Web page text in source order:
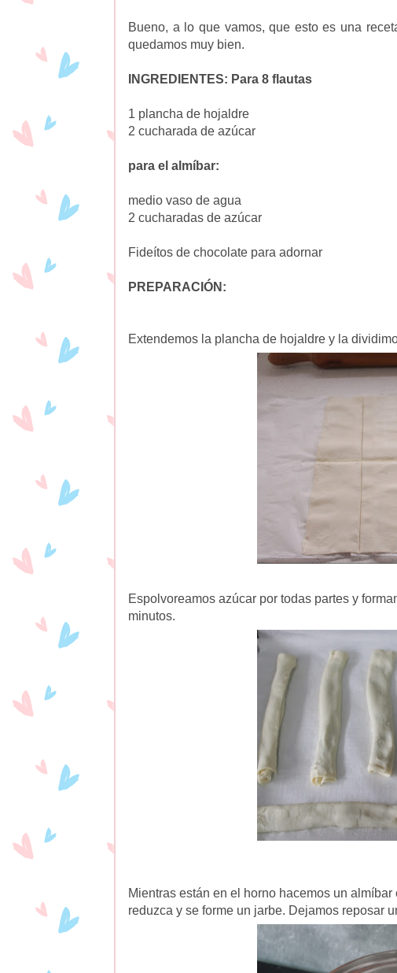
Bueno, a lo que vamos, que esto es una
quedamos muy bien.
INGREDIENTES: Para 8 flautas
1 plancha de hojaldre
2 cucharada de azúcar
para el almíbar:
medio vaso de agua
2 cucharadas de azúcar
Fideítos de chocolate para adornar
PREPARACIÓN:
Extendemos la plancha de hojaldre y la
Espolvoreamos azúcar por todas partes y
minutos.
Mientras están en el horno hacemos un
reduzca y se forme un jarbe. Dejamos reposar